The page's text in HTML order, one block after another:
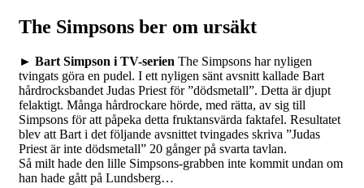
The Simpsons ber om ursäkt
► Bart Simpson i TV-serien The Simpsons har nyligen
tvingats göra en pudel. I ett nyligen sänt avsnitt kallade Bart
hårdrocksbandet Judas Priest för ”dödsmetall”. Detta är djupt
felaktigt. Många hårdrockare hörde, med rätta, av sig till
Simpsons för att påpeka detta fruktansvärda faktafel. Resultatet
blev att Bart i det följande avsnittet tvingades skriva ”Judas
Priest är inte dödsmetall” 20 gånger på svarta tavlan.
Så milt hade den lille Simpsons-grabben inte kommit undan om
han hade gått på Lundsberg…